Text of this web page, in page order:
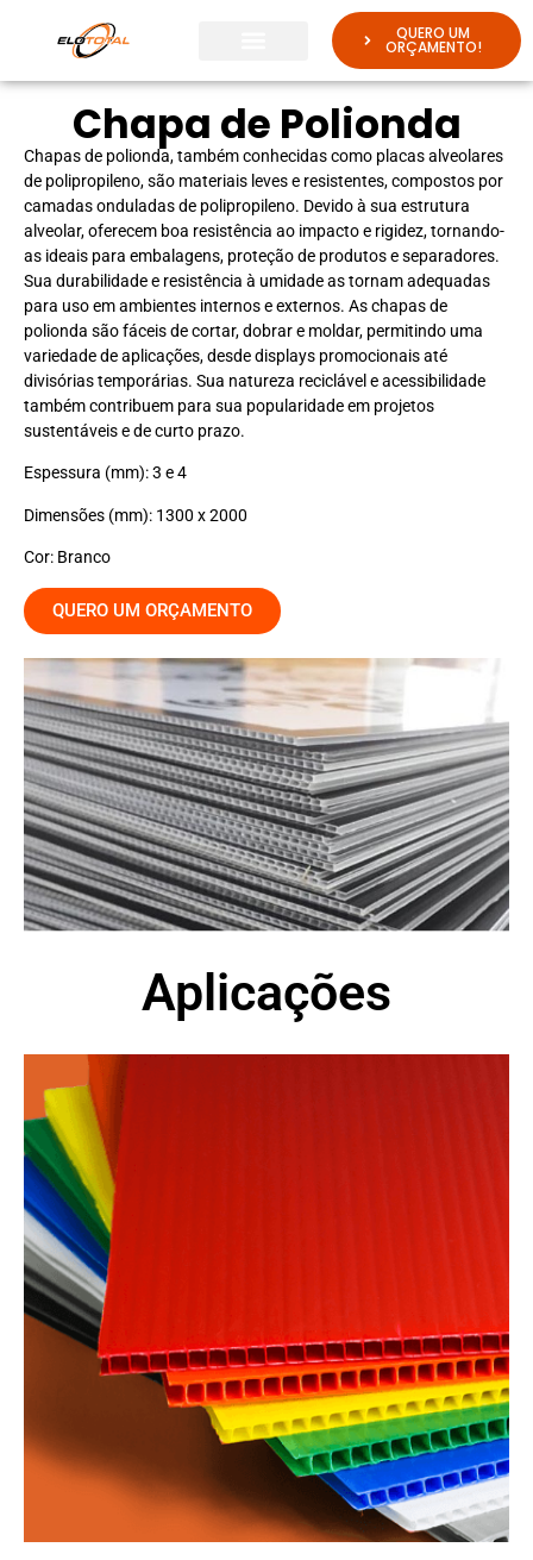
QUERO UM
ORÇAMENTO!
Chapa de Polionda
Chapas de polionda, também conhecidas como placas alveolares
de polipropileno, são materiais leves e resistentes, compostos por
camadas onduladas de polipropileno. Devido à sua estrutura
alveolar, oferecem boa resistência ao impacto e rigidez, tornando-
as ideais para embalagens, proteção de produtos e separadores.
Sua durabilidade e resistência à umidade as tornam adequadas
para uso em ambientes internos e externos. As chapas de
polionda são fáceis de cortar, dobrar e moldar, permitindo uma
variedade de aplicações, desde displays promocionais até
divisórias temporárias. Sua natureza reciclável e acessibilidade
também contribuem para sua popularidade em projetos
sustentáveis e de curto prazo.
Espessura (mm): 3 e 4
Dimensões (mm): 1300 x 2000
Cor: Branco
QUERO UM ORÇAMENTO
Aplicações